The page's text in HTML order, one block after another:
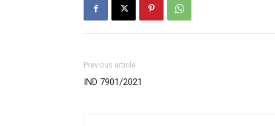
Previous article
IND 7901/2021